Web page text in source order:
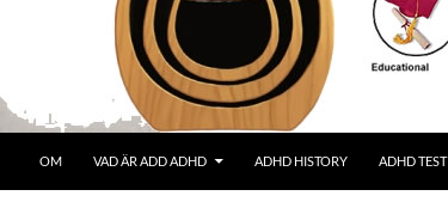
OM VAD ÄR ADD ADHD ADHD HISTORY ADHD TEST